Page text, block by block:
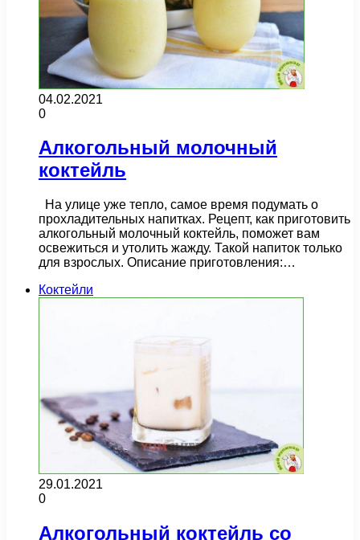
04.02.2021
0
Алкогольный молочный
коктейль
На улице уже тепло, самое время подумать о
прохладительных напитках. Рецепт, как приготовить
алкогольный молочный коктейль, поможет вам
освежиться и утолить жажду. Такой напиток только
для взрослых. Описание приготовления:…
Коктейли
29.01.2021
0
Алкогольный коктейль со